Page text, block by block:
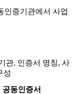
인증기관에서 사업
관, 인증서 명칭, 사
성
동인증서